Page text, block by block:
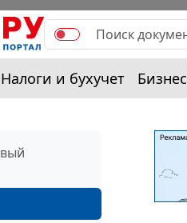
Налоги и бухучет Бизнес